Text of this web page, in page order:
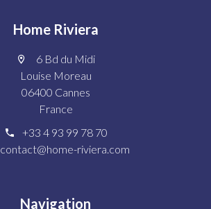
Home Riviera
6 Bd du Midi
Louise Moreau
06400 Cannes
France
+33 4 93 99 78 70
contact@home-riviera.com
Navigation